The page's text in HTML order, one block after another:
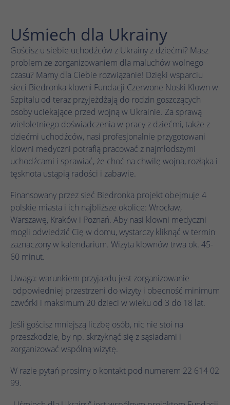
Uśmiech dla Ukrainy
Gościsz u siebie uchodźców z Ukrainy z dziećmi? Masz
problem ze zorganizowaniem dla maluchów wolnego
czasu? Mamy dla Ciebie rozwiązanie! Dzięki wsparciu
sieci Biedronka klowni Fundacji Czerwone Noski Klown w
Szpitalu od teraz przyjeżdżają do rodzin goszczących
osoby uciekające przed wojną w Ukrainie. Za sprawą
wieloletniego doświadczenia w pracy z dziećmi, także z
dziećmi uchodźców, nasi profesjonalnie przygotowani
klowni medyczni potrafią pracować z najmłodszymi
uchodźcami i sprawiać, że choć na chwilę wojna, rozłąka i
tęsknota ustąpią radości i zabawie.
Finansowany przez sieć Biedronka projekt obejmuje 4
polskie miasta i ich najbliższe okolice: Wrocław,
Warszawę, Kraków i Poznań. Aby nasi klowni medyczni
mogli odwiedzić Cię w domu, wystarczy kliknąć w termin
zaznaczony w kalendarium. Wizyta klownów trwa ok. 45-
60 minut.
Uwaga: warunkiem przyjazdu jest zorganizowanie
odpowiedniej przestrzeni do wizyty i obecność minimum
czwórki i maksimum 20 dzieci w wieku od 3 do 18 lat.
Jeśli gościsz mniejszą liczbę osób, nic nie stoi na
przeszkodzie, by np. skrzyknąć się z sąsiadami i
zorganizować wspólną wizytę.
W razie pytań prosimy o kontakt pod numerem 22 614 02
99.
Zamiar
Ten plik cookie służy do zapisywania
ustawień plików cookie dla tej witryny
internetowej.
Nazwa SgCookieOptin.lastPreferences
Dostawca TYPO3
Czas
trwania
1 rok
Zamiar
Ta wartość zapisuje Twoje ustawienia
zgody. Obejmuje to między innymi losowo
wygenerowany identyfikator służący do
historycznego przechowywania
wprowadzonych ustawień, jeśli operator
strony internetowej tak to skonfigurował.
Dostawca Google Analytics
Czas
trwania
1 rok 1 miesiąc 4 dni
Zamiar
Plik cookie _ga, instalowany przez Google
Analytics, oblicza dane dotyczące
odwiedzających, sesji i kampanii, a także
śledzi wykorzystanie witryny na potrzeby
raportu analitycznego witryny. Plik cookie
przechowuje informacje anonimowo i
przypisuje losowo wygenerowany numer w
celu rozpoznania unikalnych gości.
Nazwa _ga_.*
Dostawca Google Analytics
Czas
Zamiar
Google Analytics ustawia ten plik cookie do
przechowywania i liczenia odsłon strony.
Nazwa _clck
Dostawca Microsoft Clarity
Czas
trwania
Marketing
Nazwa _fbp
Dostawca Meta Pixel
Czas
trwania
3 miesiące
Zamiar
Facebook ustawia ten plik cookie w celu
przechowywania i śledzenia interakcji.
Nazwa _gcl_au
Google Ads
Czas
trwania
3 miesiące
Zamiar
cookie w celu eksperymentowania z
efektywnością reklam witryn internetowych
korzystających z ich usług.
Nazwa IDE
Wyświetl informacje o plikach cookie